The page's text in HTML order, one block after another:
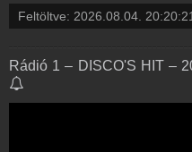
Feltöltve: 2026.08.04.
Rádió 1 – DISCO'S HIT –